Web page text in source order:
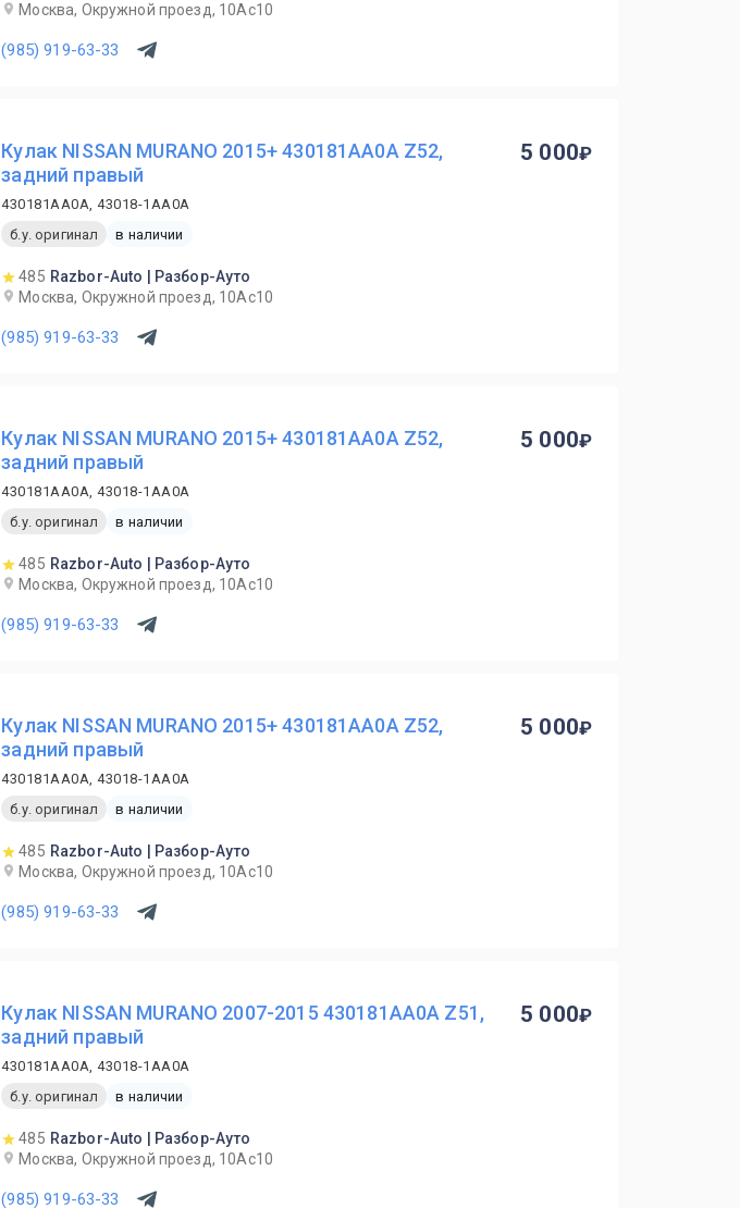
Москва, Окружной проезд, 10Ас10
(985) 919-63-33
Кулак NISSAN MURANO 2015+ 430181AA0A Z52,
задний правый
430181AA0A, 43018-1AA0A
б.у. оригинал
в наличии
485 Razbor-Auto | Разбор-Ауто
Москва, Окружной проезд, 10Ас10
(985) 919-63-33
5 000
Кулак NISSAN MURANO 2015+ 430181AA0A Z52,
задний правый
430181AA0A, 43018-1AA0A
б.у. оригинал
в наличии
485 Razbor-Auto | Разбор-Ауто
Москва, Окружной проезд, 10Ас10
(985) 919-63-33
5 000
Кулак NISSAN MURANO 2015+ 430181AA0A Z52,
задний правый
430181AA0A, 43018-1AA0A
б.у. оригинал
в наличии
485 Razbor-Auto | Разбор-Ауто
Москва, Окружной проезд, 10Ас10
(985) 919-63-33
5 000
Кулак NISSAN MURANO 2007-2015 430181AA0A Z51,
задний правый
430181AA0A, 43018-1AA0A
б.у. оригинал
в наличии
485 Razbor-Auto | Разбор-Ауто
Москва, Окружной проезд, 10Ас10
(985) 919-63-33
5 000